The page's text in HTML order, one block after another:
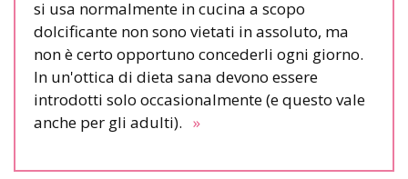
si usa normalmente in cucina a scopo
dolcificante non sono vietati in assoluto, ma
non è certo opportuno concederli ogni giorno.
In un'ottica di dieta sana devono essere
introdotti solo occasionalmente (e questo vale
anche per gli adulti). »